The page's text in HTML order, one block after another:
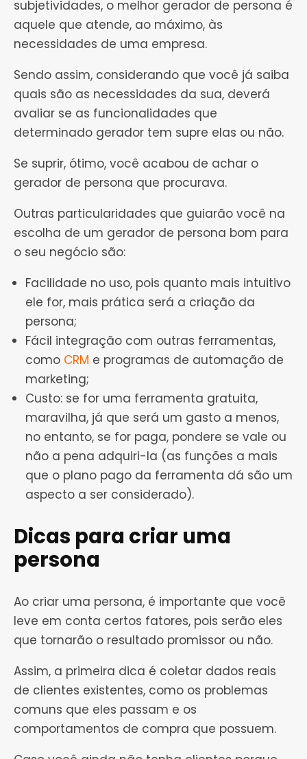
subjetividades, o melhor gerador de persona é
aquele que atende, ao máximo, às
necessidades de uma empresa.
Sendo assim, considerando que você já saiba
quais são as necessidades da sua, deverá
avaliar se as funcionalidades que
determinado gerador tem supre elas ou não.
Se suprir, ótimo, você acabou de achar o
gerador de persona que procurava.
Outras particularidades que guiarão você na
escolha de um gerador de persona bom para
o seu negócio são:
Facilidade no uso, pois quanto mais intuitivo
ele for, mais prática será a criação da
persona;
Fácil integração com outras ferramentas,
como CRM e programas de automação de
marketing;
Custo: se for uma ferramenta gratuita,
maravilha, já que será um gasto a menos,
no entanto, se for paga, pondere se vale ou
não a pena adquiri-la (as funções a mais
que o plano pago da ferramenta dá são um
aspecto a ser considerado).
Dicas para criar uma
persona
Ao criar uma persona, é importante que você
leve em conta certos fatores, pois serão eles
que tornarão o resultado promissor ou não.
Assim, a primeira dica é coletar dados reais
de clientes existentes, como os problemas
comuns que eles passam e os
comportamentos de compra que possuem.